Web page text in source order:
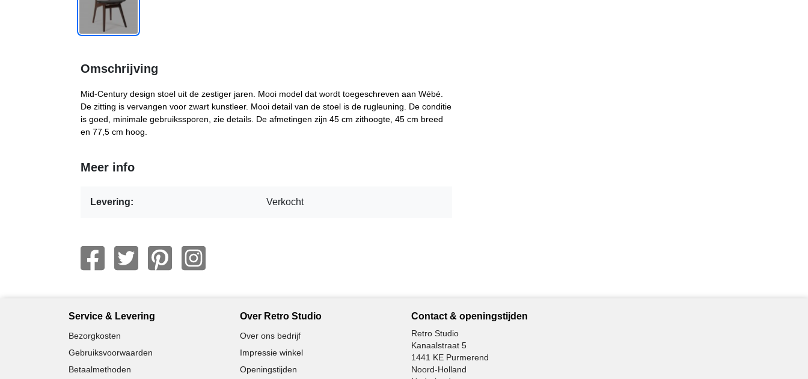
Omschrijving
Mid-Century design stoel uit de zestiger jaren. Mooi model dat wordt toegeschreven aan Wébé.
De zitting is vervangen voor zwart kunstleer. Mooi detail van de stoel is de rugleuning. De conditie
is goed, minimale gebruikssporen, zie details. De afmetingen zijn 45 cm zithoogte, 45 cm breed
en 77,5 cm hoog.
Meer info
Levering: Verkocht
Service & Levering
Bezorgkosten
Gebruiksvoorwaarden
Betaalmethoden
Over Retro Studio
Over ons bedrijf
Impressie winkel
Openingstijden
Contact & openingstijden
Retro Studio
Kanaalstraat 5
1441 KE Purmerend
Noord-Holland